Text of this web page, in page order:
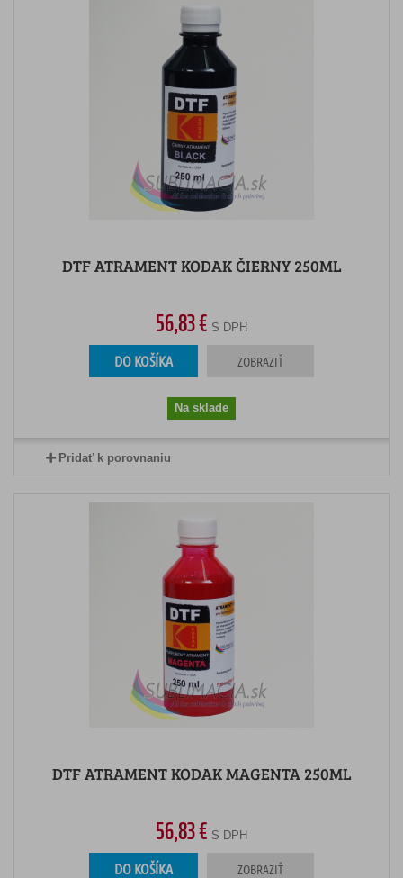
DTF ATRAMENT KODAK ČIERNY 250ML
56,83 € S DPH
DO KOŠÍKA ZOBRAZIŤ
Na sklade
Pridať k porovnaniu
DTF ATRAMENT KODAK MAGENTA 250ML
56,83 € S DPH
DO KOŠÍKA ZOBRAZIŤ